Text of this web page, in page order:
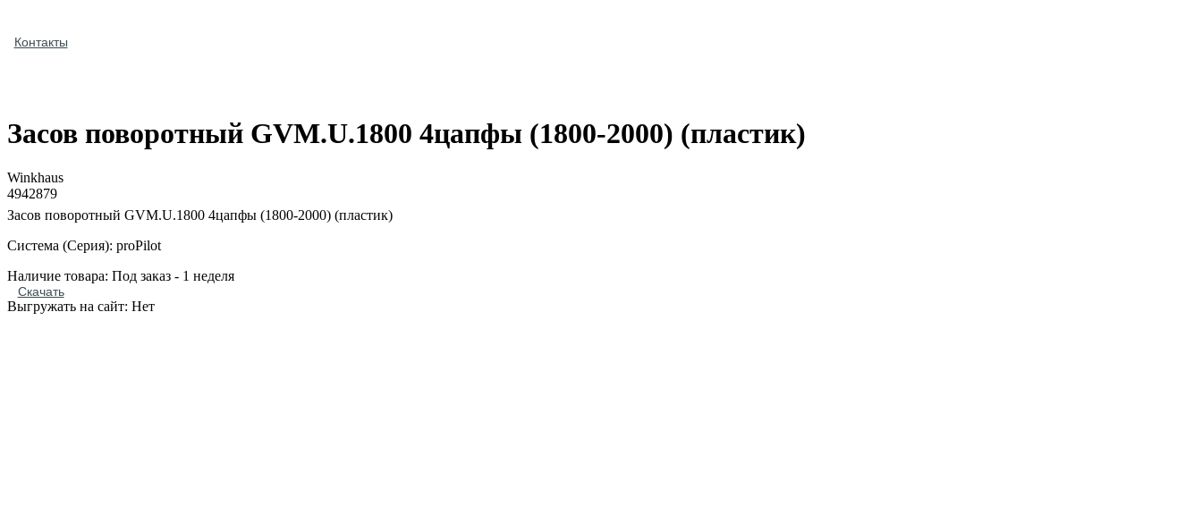
Контакты
Скачать
Засов поворотный GVM.U.1800 4цапфы (1800-2000) (пластик)
Winkhaus
4942879
Засов поворотный GVM.U.1800 4цапфы (1800-2000) (пластик)
Система (Серия): proPilot
Наличие товара: Под заказ - 1 неделя
Выгружать на сайт: Нет